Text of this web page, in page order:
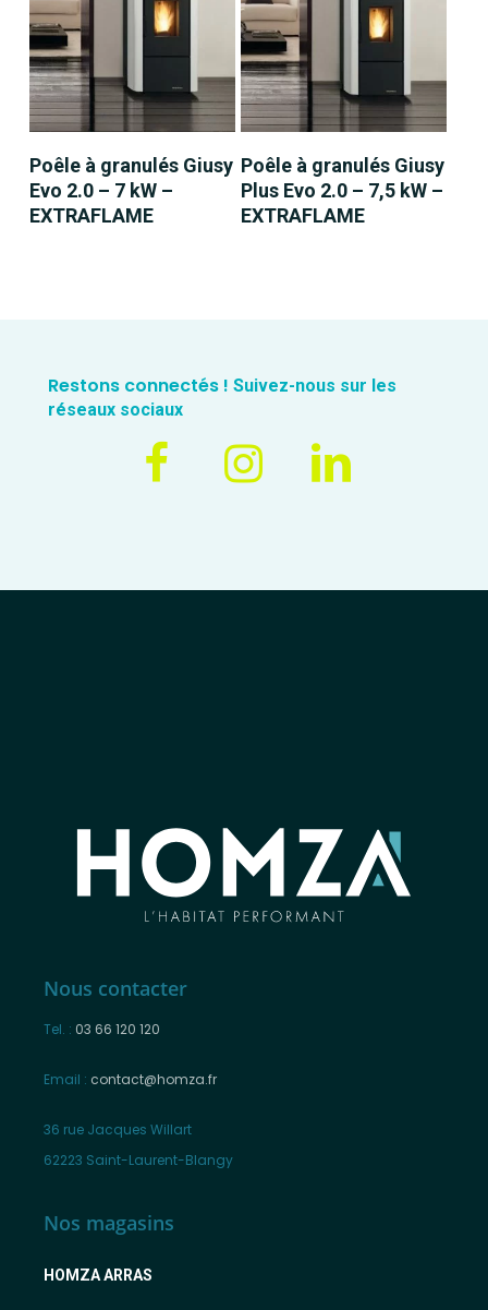
LIRE LA SUITE
Poêle à granulés Giusy
Evo 2.0 – 7 kW –
EXTRAFLAME
LIRE LA SUITE
Poêle à granulés Giusy
Plus Evo 2.0 – 7,5 kW –
EXTRAFLAME
Restons connectés ! Suivez-nous sur les
réseaux sociaux
Nous contacter
Tel. : 03 66 120 120
Email : contact@homza.fr
36 rue Jacques Willart
62223 Saint-Laurent-Blangy
Nos magasins
HOMZA ARRAS